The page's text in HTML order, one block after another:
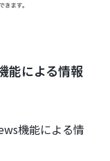
能による情報
機能による情